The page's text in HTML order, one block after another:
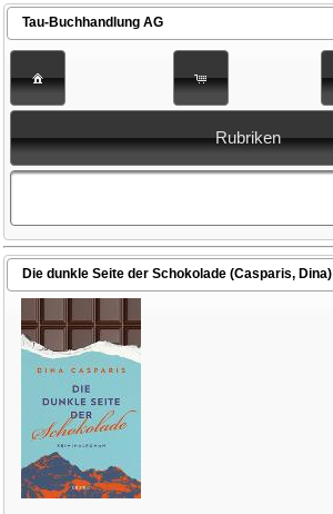
Tau-Buchhandlung AG
Rubriken
Die dunkle Seite der Schokolade (Casparis, Dina)